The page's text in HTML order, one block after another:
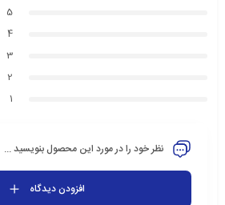
5
4
3
2
1
نظر خود را در مورد این محصول بنویسید ...
افزودن دیدگاه